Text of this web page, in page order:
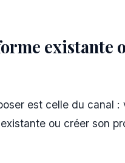
existante
est celle du canal
ou créer son